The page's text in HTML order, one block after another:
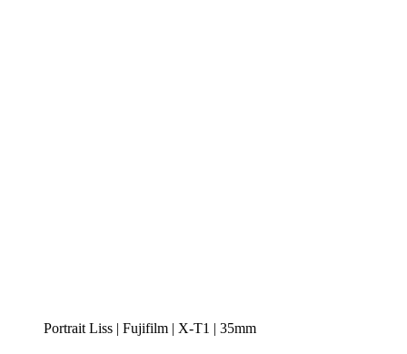
Portrait Liss | Fujifilm | X-T1 | 35mm